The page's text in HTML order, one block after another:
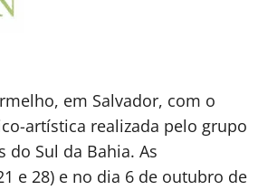
em Salvador, com o
artística realizada pelo grupo
Sul da Bahia. As
e 28) e no dia 6 de outubro de